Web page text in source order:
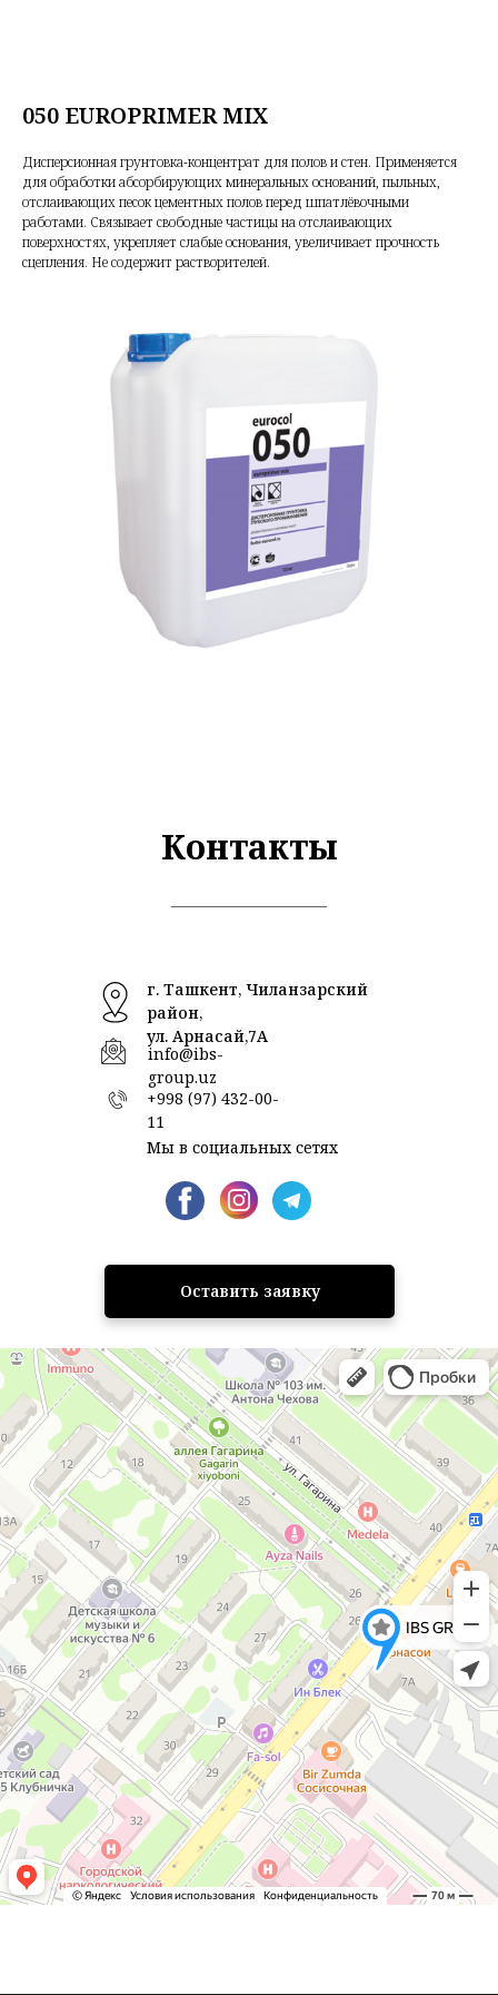
050 EUROPRIMER MIX
Дисперсионная грунтовка-концентрат для полов и стен. Применяется
для обработки абсорбирующих минеральных оснований, пыльных,
отслаивающих песок цементных полов перед шпатлёвочными
работами. Связывает свободные частицы на отслаивающих
поверхностях, укрепляет слабые основания, увеличивает прочность
сцепления. Не содержит растворителей.
Контакты
info@ibs-
group.uz
Оставить заявку
г. Ташкент, Чиланзарский
район,
ул. Арнасай,7А
+998 (97) 432-00-
11
Мы в социальных сетях